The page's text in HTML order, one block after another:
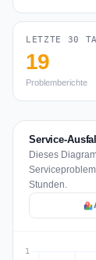
LETZTE 30
19
Problemberichte
Service-
Dieses
Stunden.